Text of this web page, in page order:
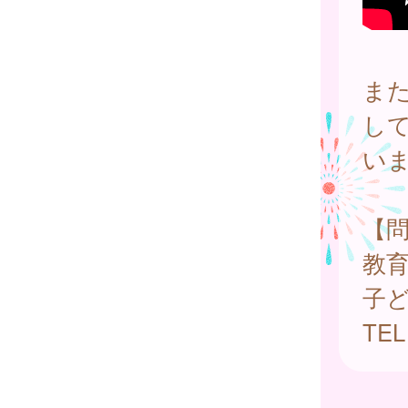
ま
し
い
【
教
子